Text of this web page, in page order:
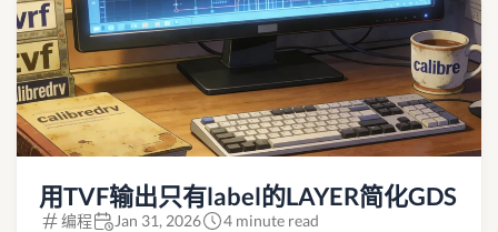
用TVF输出只有label的LAYER简化GDS
编程 Jan 31, 2026 4 minute read